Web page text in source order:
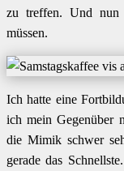
zu treffen. Und nun
müssen.
Ich hatte eine
ich mein Gegenüber
die Mimik schwer
gerade das